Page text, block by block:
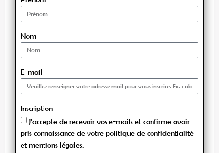
Nom
E-mail
Inscription
J'accepte de recevoir vos e-mails et confirme avoir
pris connaissance de votre politique de confidentialité
et mentions légales.